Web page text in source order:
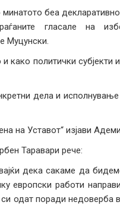
беа
гласале на
Муцунски.
политички субјекти
дела и исполнување
на Уставот“ изјави
Таравари рече:
дека сакаме да
европски работи
одат поради недоверба